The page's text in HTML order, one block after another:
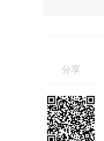
分享